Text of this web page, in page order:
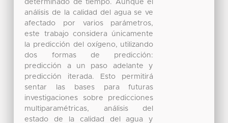
determinado de tiempo. Aunque el
análisis de la calidad del agua se ve
afectado por varios parámetros,
este trabajo considera únicamente
la predicción del oxígeno, utilizando
dos formas de predicción:
predicción a un paso adelante y
predicción iterada. Esto permitirá
sentar las bases para futuras
investigaciones sobre predicciones
multiparamétricas, análisis del
estado de la calidad del agua y